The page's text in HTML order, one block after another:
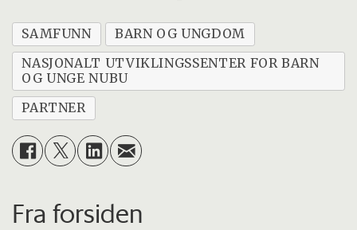
SAMFUNN
BARN OG UNGDOM
NASJONALT UTVIKLINGSSENTER FOR BARN
OG UNGE NUBU
PARTNER
Fra forsiden